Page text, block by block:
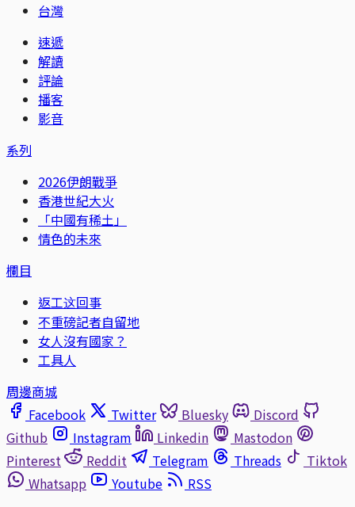
台灣
速遞
解讀
評論
播客
影音
系列
2026伊朗戰爭
香港世紀大火
「中國有稀土」
情色的未來
欄目
返工这回事
不重磅記者自留地
女人沒有國家？
工具人
周邊商城
Facebook
Twitter Bluesky
Discord
Github
Instagram Linkedin
Mastodon
Pinterest
Reddit Telegram Threads
Tiktok
Whatsapp
Youtube
RSS